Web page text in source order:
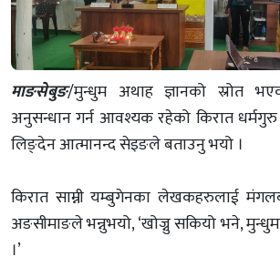
माङसेबुङ/मुन्धुम अथाह ज्ञानको स्रोत
अनुसन्धान गर्न आवश्यक रहेको किरात
लिङ्देन आत्मानन्द सेइङले बताउनु भयो ।
किरात साम्नी यम्बुगेनका लेखकहरुलाई
अङसीमाङले भन्नुभयो, ‘खोज्नु सकियो भने,
।’